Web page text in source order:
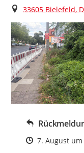
Ort
33605 Bielefeld,
Zeitpunkt des
7. August um